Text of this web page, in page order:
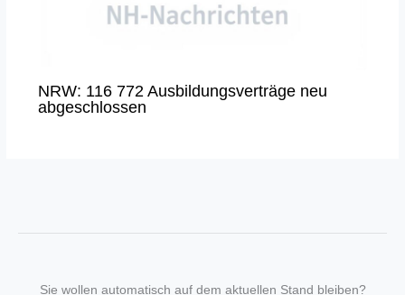
NRW: 116 772 Ausbildungsverträge neu
abgeschlossen
Sie wollen automatisch auf dem aktuellen Stand bleiben?